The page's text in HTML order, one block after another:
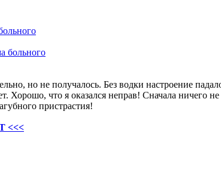
но не получалось. Без водки настроение
Хорошо, что я оказался неправ! Сначала
пристрастия!
<<<